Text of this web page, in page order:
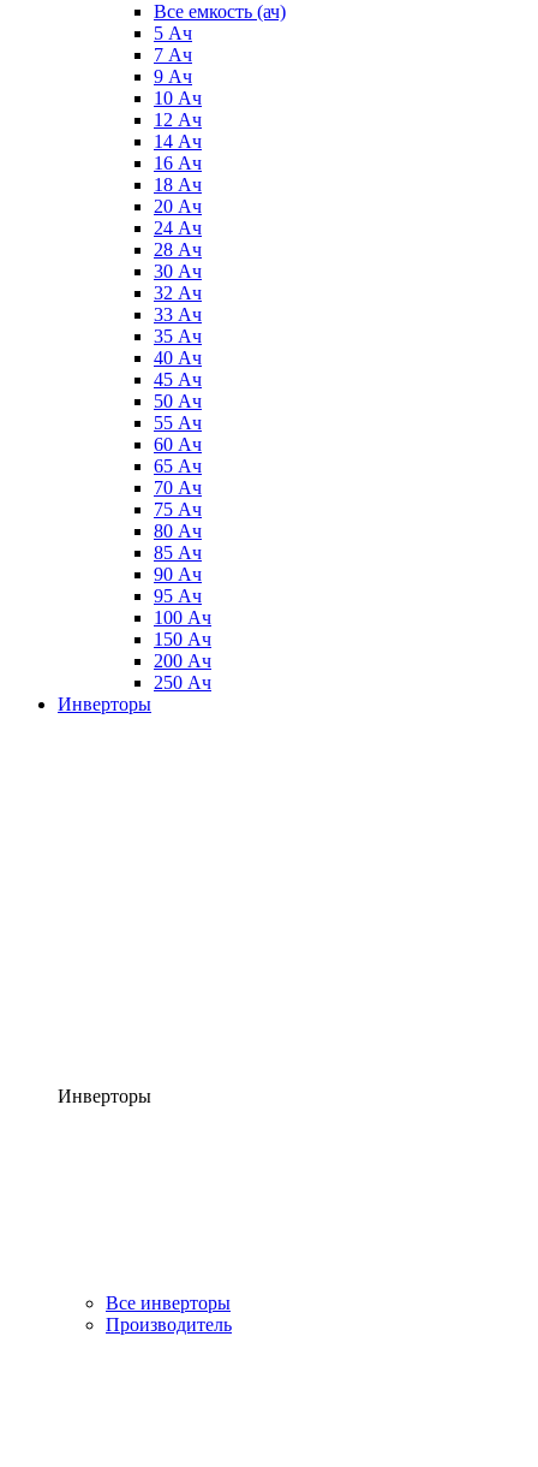
Все емкость (ач)
5 Ач
7 Ач
9 Ач
10 Ач
12 Ач
14 Ач
16 Ач
18 Ач
20 Ач
24 Ач
28 Ач
30 Ач
32 Ач
33 Ач
35 Ач
40 Ач
45 Ач
50 Ач
55 Ач
60 Ач
65 Ач
70 Ач
75 Ач
80 Ач
85 Ач
90 Ач
95 Ач
100 Ач
150 Ач
200 Ач
250 Ач
Инверторы
Инверторы
Все инверторы
Производитель